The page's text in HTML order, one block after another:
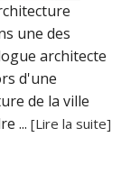
une des
architecte
d'une
de la ville
...[Lire la suite]